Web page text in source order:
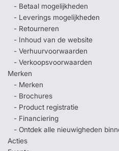
- Betaal mogelijkheden
- Leverings mogelijkheden
- Retourneren
- Inhoud van de website
- Verhuurvoorwaarden
- Verkoopsvoorwaarden
Merken
- Merken
- Brochures
- Product registratie
- Financiering
- Ontdek alle nieuwigheden
Acties